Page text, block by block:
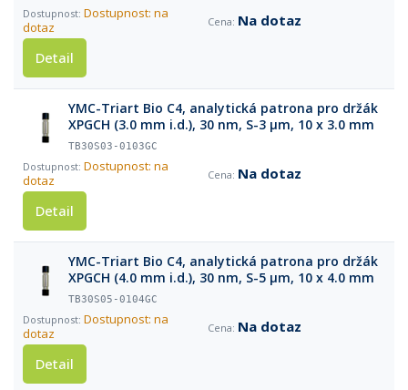
Dostupnost: na
dotaz
Na dotaz
Detail
YMC-Triart Bio C4, analytická patrona pro držák
XPGCH (3.0 mm i.d.), 30 nm, S-3 µm, 10 x 3.0 mm
TB30S03-0103GC
Dostupnost: na
dotaz
Na dotaz
Detail
YMC-Triart Bio C4, analytická patrona pro držák
XPGCH (4.0 mm i.d.), 30 nm, S-5 µm, 10 x 4.0 mm
TB30S05-0104GC
Dostupnost: na
dotaz
Na dotaz
Detail